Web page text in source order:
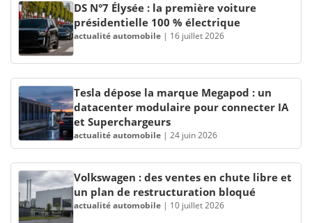
DS N°7 Élysée : la première voiture
présidentielle 100 % électrique
actualité automobile | 16 juillet 2026
Tesla dépose la marque Megapod : un
datacenter modulaire pour connecter IA
et Superchargeurs
actualité automobile | 24 juin 2026
Volkswagen : des ventes en chute libre et
un plan de restructuration bloqué
actualité automobile | 10 juillet 2026